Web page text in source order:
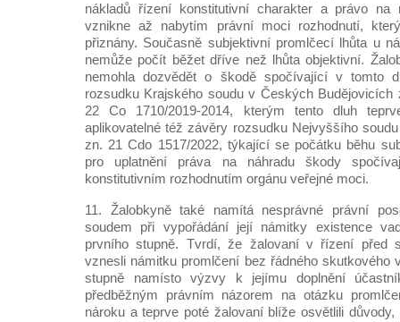
nákladů řízení konstitutivní charakter a právo na
vznikne až nabytím právní moci rozhodnutí,
přiznány. Současně subjektivní promlčecí lhůta u
nemůže počít běžet dříve než lhůta objektivní.
nemohla dozvědět o škodě spočívající v tomto
rozsudku Krajského soudu v Českých
22 Co 1710/2019-2014, kterým tento dluh
aplikovatelné též závěry rozsudku Nejvyššího
zn. 21 Cdo 1517/2022, týkající se počátku běhu
pro uplatnění práva na náhradu škody
konstitutivním rozhodnutím orgánu veřejné moci.
11. Žalobkyně také namítá nesprávné právní
soudem při vypořádání její námitky existence
prvního stupně. Tvrdí, že žalovaní v řízení před
vznesli námitku promlčení bez řádného skutkového
stupně namísto výzvy k jejímu doplnění
předběžným právním názorem na otázku
nároku a teprve poté žalovaní blíže osvětlili